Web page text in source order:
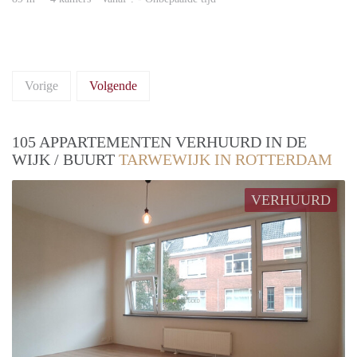
Vorige Volgende
105 APPARTEMENTEN VERHUURD IN DE
WIJK / BUURT TARWEWIJK IN ROTTERDAM
VERHUURD